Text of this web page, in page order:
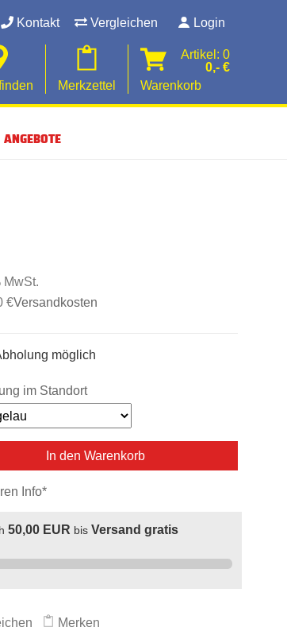
Kontakt Vergleichen Login
Merkzettel
Artikel: 0
0,- €
Warenkorb
ANGEBOTE
MwSt.
€Versandkosten
möglich
im Standort
In den Warenkorb
Info*
50,00 EUR bis Versand gratis
Merken